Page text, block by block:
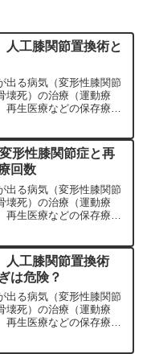
工膝関節置換術と
出る病気（変形性膝関節
壊死）の治療（運動療
再生医療などの保存療
節手術を専門）の塗山正
します。
形性膝関節症と再
回数
出る病気（変形性膝関節
壊死）の治療（運動療
再生医療などの保存療
節手術を専門）の塗山正
します。
工膝関節置換術
は危険？
出る病気（変形性膝関節
壊死）の治療（運動療
再生医療などの保存療